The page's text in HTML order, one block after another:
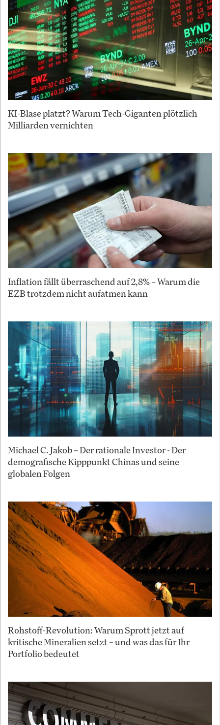
KI-Blase platzt? Warum Tech-Giganten plötzlich
Milliarden vernichten
Inflation fällt überraschend auf 2,8% – Warum die
EZB trotzdem nicht aufatmen kann
Michael C. Jakob – Der rationale Investor - Der
demografische Kipppunkt Chinas und seine
globalen Folgen
Rohstoff-Revolution: Warum Sprott jetzt auf
kritische Mineralien setzt – und was das für Ihr
Portfolio bedeutet